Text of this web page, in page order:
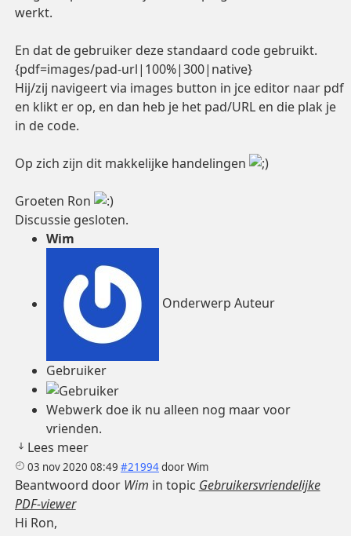
werkt.
En dat de gebruiker deze standaard code gebruikt.
{pdf=images/pad-url|100%|300|native}
Hij/zij navigeert via images button in jce editor naar pdf
en klikt er op, en dan heb je het pad/URL en die plak je
in de code.
Op zich zijn dit makkelijke handelingen
Groeten Ron
Discussie gesloten.
Wim
Onderwerp Auteur
Gebruiker
Webwerk doe ik nu alleen nog maar voor
vrienden.
Lees meer
03 nov 2020 08:49 #21994doorWim
Beantwoord door Wim in topic Gebruikersvriendelijke
PDF-viewer
Hi Ron,